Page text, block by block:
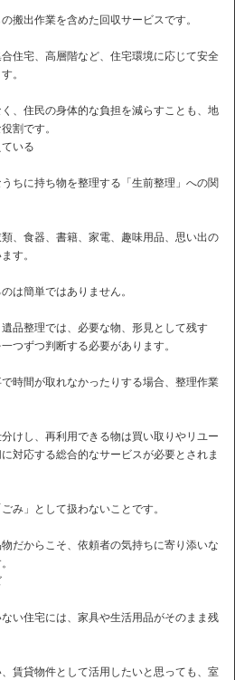
搬出作業を含めた回収サービスです。
住宅、高層階など、住宅環境に応じて安全
。
、住民の身体的な負担を減らすことも、地
割です。
いる
ちに持ち物を整理する「生前整理」への関
、食器、書籍、家電、趣味用品、思い出の
す。
は簡単ではありません。
品整理では、必要な物、形見として残す
つずつ判断する必要があります。
時間が取れなかったりする場合、整理作業
けし、再利用できる物は買い取りやリユー
対応する総合的なサービスが必要とされま
み」として扱わないことです。
だからこそ、依頼者の気持ちに寄り添いな
い住宅には、家具や生活用品がそのまま残
賃貸物件として活用したいと思っても、室